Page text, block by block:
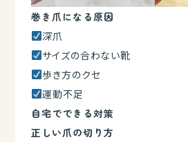
巻き爪になる原因
深爪
サイズの合わない靴
歩き方のクセ
運動不足
自宅でできる対策
正しい爪の切り方